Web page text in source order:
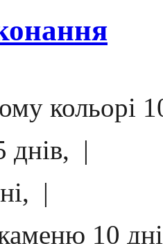
кольорі
днів, |
|
10